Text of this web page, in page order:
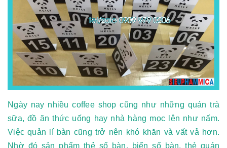
Ngày nay nhiều coffee shop cũng như những quán trà
sữa, đồ ăn thức uống hay nhà hàng mọc lên như nấm.
Việc quản lí bàn cũng trở nên khó khăn và vất vả hơn.
Nhờ đó sản phẩm thẻ số bàn, biển số bàn, thẻ quán